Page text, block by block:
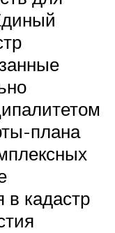
плана
в кадастр